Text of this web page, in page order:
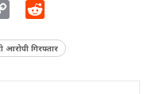
Copy
आरोपी गिरफ्तार